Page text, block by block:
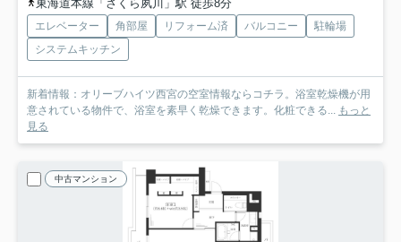
東海道本線「さくら夙川」駅 徒歩8分
エレベーター 角部屋 リフォーム済 バルコニー
駐輪場
システムキッチン
新着情報：オリーブハイツ西宮の空室情報ならコチラ。浴室乾燥機が用
意されている物件で、浴室を素早く乾燥できます。化粧できる... もっと
見る
中古マンション